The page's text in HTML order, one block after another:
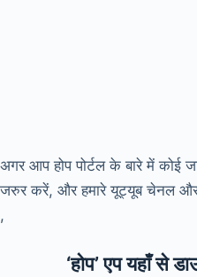
अगर आप होप पोर्टल के बारे में कोई
जरुर करें, और हमारे यूट्यूब चेनल
,
‘होप’ एप यहाँ से